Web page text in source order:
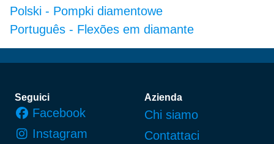
Polski - Pompki diamentowe
Português - Flexões em diamante
Piè di pagina
Seguici
Facebook
Instagram
Azienda
Chi siamo
Contattaci